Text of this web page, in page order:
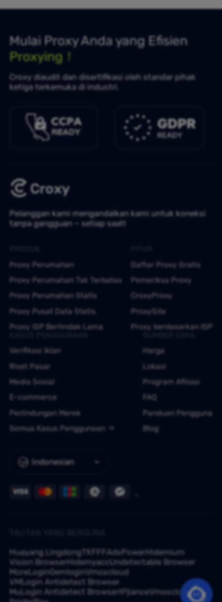
Mulai Proxy Anda yang Efisien
Proxying！
Croxy diaudit dan disertifikasi oleh standar pihak
ketiga terkemuka di industri.
Pelanggan kami mengandalkan kami untuk koneksi
tanpa gangguan – setiap saat!
Indonesian
Proxy Perumahan
Proxy Perumahan Tak Terbatas
Proxy Perumahan Statis
Proxy Pusat Data Statis
Proxy ISP Bertindak Lama
Daftar Proxy Gratis
Pemeriksa Proxy
CroxyProxy
ProxySite
Proxy berdasarkan ISP
Verifikasi Iklan
Riset Pasar
Media Sosial
E-commerce
Perlindungan Merek
Semua Kasus Penggunaan
Harga
Lokasi
Program Afiliasi
FAQ
Panduan Pengguna
Blog
Huayang Lingdong TKFFF AdsPowerHidemium
Vision BrowserHidemyaccUndetectable Browser
MoreLoginGemlogin Vmoscloud
VMLogin Antidetect Browser
MuLogin Antidetect BrowserIPjianceVmoscloud